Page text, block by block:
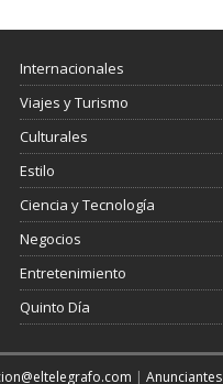
Internacionales
Viajes y Turismo
Culturales
Estilo
Ciencia y Tecnología
Negocios
Entretenimiento
Quinto Día
| Anunciantes